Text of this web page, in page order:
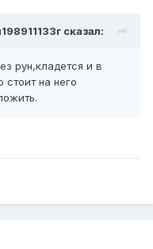
сказал:
рун,кладется и в
на него